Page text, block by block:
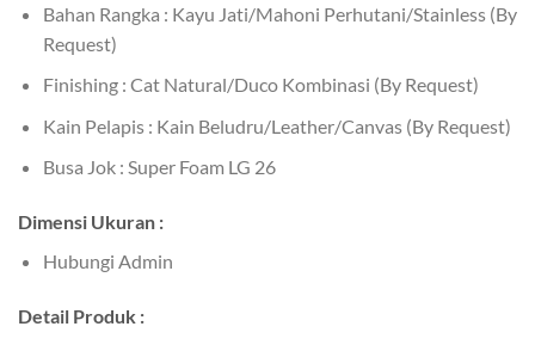
Bahan Rangka : Kayu Jati/Mahoni Perhutani/Stainless (By
Request)
Finishing : Cat Natural/Duco Kombinasi (By Request)
Kain Pelapis : Kain Beludru/Leather/Canvas (By Request)
Busa Jok : Super Foam LG 26
Dimensi Ukuran :
Hubungi Admin
Detail Produk :